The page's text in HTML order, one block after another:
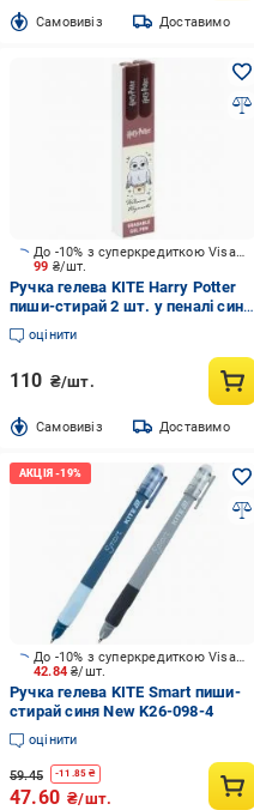
Cамовивіз Доставимо
99 ₴/шт.
До -10% з суперкредиткою Visa Вигода
Ручка гелева KITE Harry Potter
пиши-стирай 2 шт. у пеналі синя
HP26-069
оцінити
110 ₴/шт.
Cамовивіз Доставимо
42.84₴/шт.
До -10% з суперкредиткою Visa Вигода
Ручка гелева KITE Smart пиши-
стирай синя New K26-098-4
оцінити
59.45 -11.85 ₴
47.60 ₴/шт.